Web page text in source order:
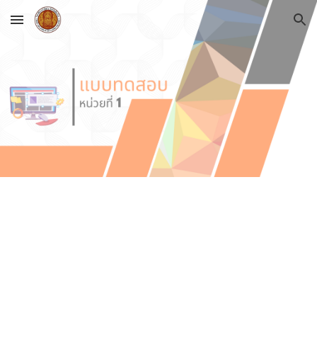
Skip to main content Skip to navigation